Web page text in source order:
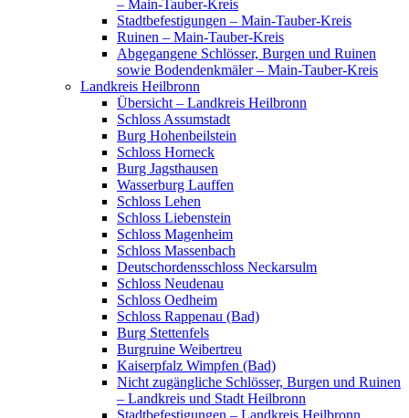
– Main-Tauber-Kreis
Stadtbefestigungen – Main-Tauber-Kreis
Ruinen – Main-Tauber-Kreis
Abgegangene Schlösser, Burgen und Ruinen
sowie Bodendenkmäler – Main-Tauber-Kreis
Landkreis Heilbronn
Übersicht – Landkreis Heilbronn
Schloss Assumstadt
Burg Hohenbeilstein
Schloss Horneck
Burg Jagsthausen
Wasserburg Lauffen
Schloss Lehen
Schloss Liebenstein
Schloss Magenheim
Schloss Massenbach
Deutschordensschloss Neckarsulm
Schloss Neudenau
Schloss Oedheim
Schloss Rappenau (Bad)
Burg Stettenfels
Burgruine Weibertreu
Kaiserpfalz Wimpfen (Bad)
Nicht zugängliche Schlösser, Burgen und Ruinen
– Landkreis und Stadt Heilbronn
Stadtbefestigungen – Landkreis Heilbronn